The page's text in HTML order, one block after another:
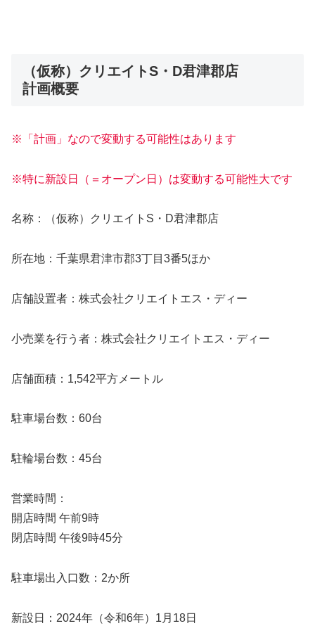
（仮称）クリエイトS・D君津郡店
計画概要
※「計画」なので変動する可能性はあります
※特に新設日（＝オープン日）は変動する可能性大です
名称：（仮称）クリエイトS・D君津郡店
所在地：千葉県君津市郡3丁目3番5ほか
店舗設置者：株式会社クリエイトエス・ディー
小売業を行う者：株式会社クリエイトエス・ディー
店舗面積：1,542平方メートル
駐車場台数：60台
駐輪場台数：45台
営業時間：
開店時間 午前9時
閉店時間 午後9時45分
駐車場出入口数：2か所
新設日：2024年（令和6年）1月18日